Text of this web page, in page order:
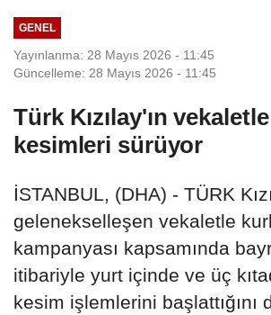
GENEL
Yayınlanma: 28 Mayıs 2026 - 11:45
Güncelleme: 28 Mayıs 2026 - 11:45
Türk Kızılay'ın
kesimleri sürüyor
İSTANBUL, (DHA) - TÜRK
gelenekselleşen vekaletle
kampanyası kapsamında
itibariyle yurt içinde ve üç
kesim işlemlerini başlattığını